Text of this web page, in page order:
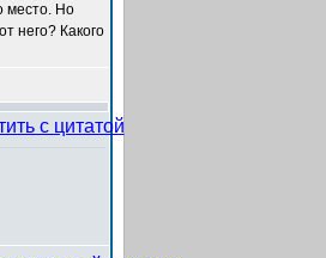
место. Но
него? Какого